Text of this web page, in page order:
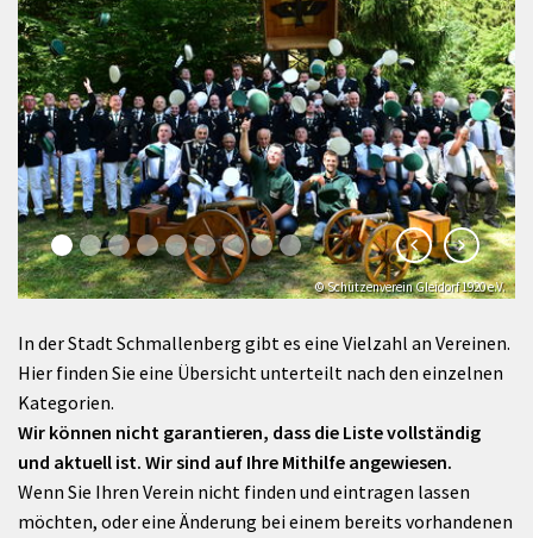
© Schützenverein Gleidorf 1920 e.V.
In der Stadt Schmallenberg gibt es eine Vielzahl an Vereinen.
Hier finden Sie eine Übersicht unterteilt nach den einzelnen
Kategorien.
Wir können nicht garantieren, dass die Liste vollständig
und aktuell ist. Wir sind auf Ihre Mithilfe angewiesen.
Wenn Sie Ihren Verein nicht finden und eintragen lassen
möchten, oder eine Änderung bei einem bereits vorhandenen